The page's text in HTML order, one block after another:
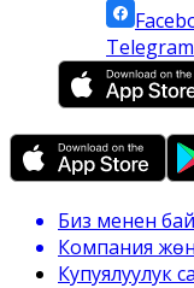
Telegram
Биз менен
Компания
Купуялуулук